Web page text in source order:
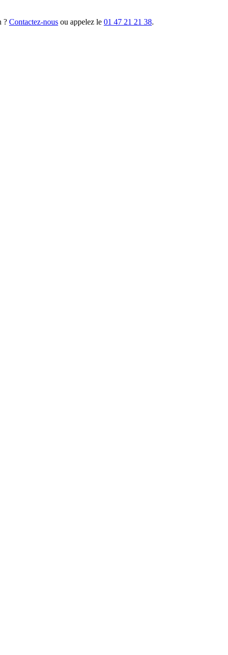
? Contactez-nous ou appelez le 01 47 21 21 38.